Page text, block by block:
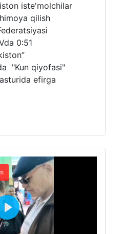
iste'molchilar
qilish
0:51
"Kun qiyofasi"
efirga